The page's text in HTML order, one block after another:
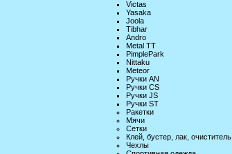
Victas
Yasaka
Joola
Tibhar
Andro
Metal TT
PimplePark
Nittaku
Meteor
Ручки AN
Ручки CS
Ручки JS
Ручки ST
Ракетки
Мячи
Сетки
Клей, бустер, лак, очиститель
Чехлы